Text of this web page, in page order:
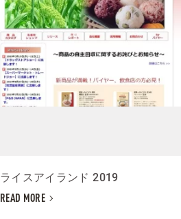
ライスアイランド 2019
READ MORE